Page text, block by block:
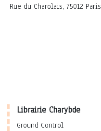
Rue du Charolais, 75012 Paris
Librairie Charybde
Ground Control